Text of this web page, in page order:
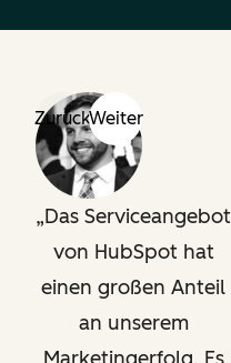
ZurückWeiter
Das Serviceangebot
von HubSpot hat
einen großen Anteil
an unserem